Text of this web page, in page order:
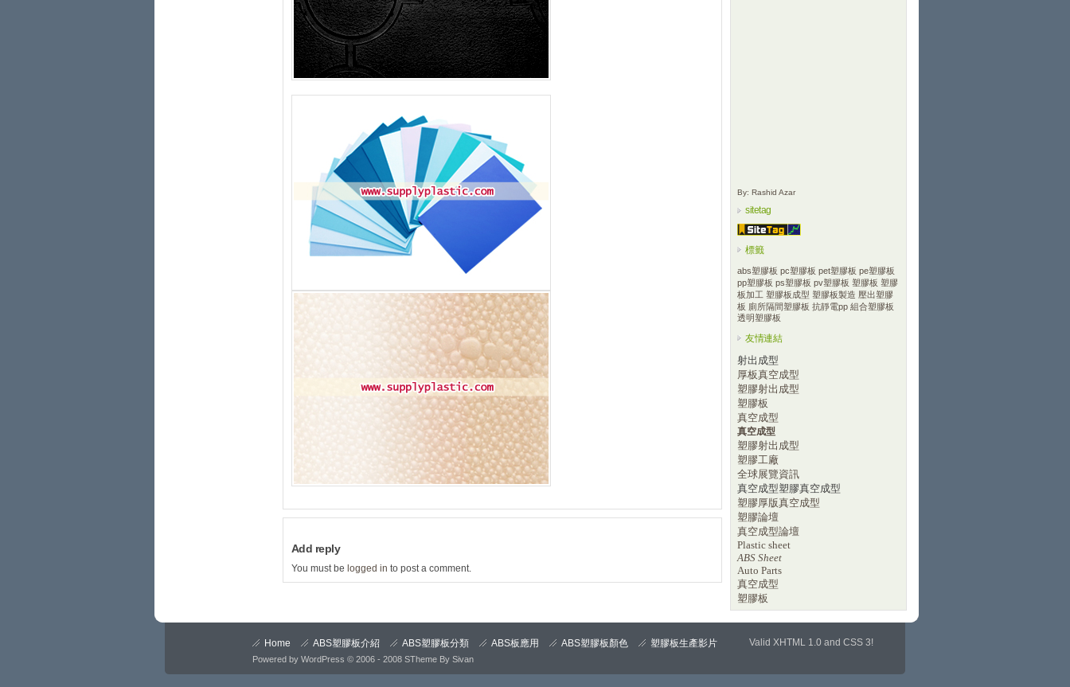
Add reply
You must be logged in to post a comment.
By: Rashid Azar
sitetag
標籤
abs塑膠板 pc塑膠板 pet塑膠板 pe塑膠板
pp塑膠板 ps塑膠板 pv塑膠板 塑膠板 塑膠
板加工 塑膠板成型 塑膠板製造 壓出塑膠
板 廁所隔間塑膠板 抗靜電pp 組合塑膠板
透明塑膠板
友情連結
射出成型
厚板真空成型
塑膠射出成型
塑膠板
真空成型
真空成型
塑膠射出成型
塑膠工廠
全球展覽資訊
真空成型塑膠真空成型
塑膠厚版真空成型
塑膠論壇
真空成型論壇
Plastic sheet
ABS Sheet
Auto Parts
真空成型
塑膠板
Valid XHTML 1.0 and CSS 3!
Home ABS塑膠板介紹 ABS塑膠板分類 ABS板應用 ABS塑膠板顏色 塑膠板生產影片
Powered by WordPress © 2006 - 2008 STheme By Sivan